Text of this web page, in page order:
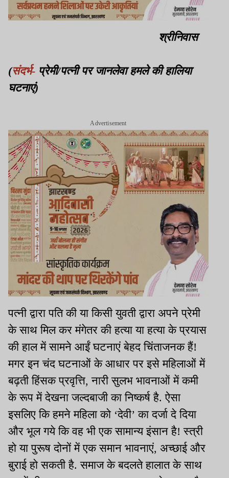
श्रीनिवास
(संदर्भ- प्रेमी/पत्नी पर जानलेवा हमले की हालिया
घटनाएं)
Advertisement
पत्नी द्वारा पति की या किसी युवती द्वारा अपने प्रेमी
के साथ मिल कर मंगेतर की हत्या या हत्या के प्रयास
की हाल में सामने आईं घटनाएं बेहद चिंताजनक हैं!
मगर इन चंद घटनाओं के आधार पर इसे महिलाओं में
बढ़ती हिंसक प्रवृत्ति, नारी सुलभ भावनाओं में कमी
के रूप में देखना जल्दबाजी का निष्कर्ष है. ऐसा
इसलिए कि हमने महिला को ‘देवी’ का दर्जा दे दिया
और भूल गये कि वह भी एक सामान्य इंसान है! स्त्री
हो या पुरूष दोनों में एक समान भावनाएं, अच्छाई और
बुराई हो सकती है. समाज के बदलते हालात के साथ